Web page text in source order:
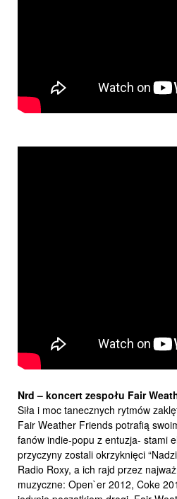
Nrd – koncert zespołu Fair
Siła i moc tanecznych rytmów
Fair Weather Friends potrafią
fanów indie-popu z entuzja- stami
przyczyny zostali okrzyknięci
Radio Roxy, a ich rajd przez
muzyczne: Open`er 2012, Coke